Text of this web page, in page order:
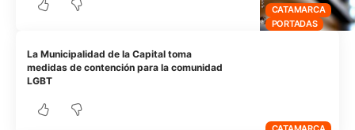
CATAMARCA
PORTADAS
La Municipalidad de la Capital toma
medidas de contención para la comunidad
LGBT